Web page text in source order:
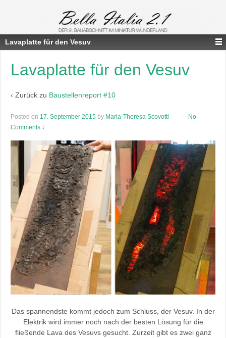
Lavaplatte für den Vesuv
Lavaplatte für den Vesuv
‹ Zurück zu Baustellenreport #10
Posted on 17. September 2015 by Maria-Theresa Scovotti — No
Comments ↓
Das spannendste kommt jedoch zum Schluss, der Vesuv. In der
Elektrik wird immer noch nach der besten Lösung für die
fließende Lava des Vesuvs gesucht. Zurzeit gibt es zwei ganz